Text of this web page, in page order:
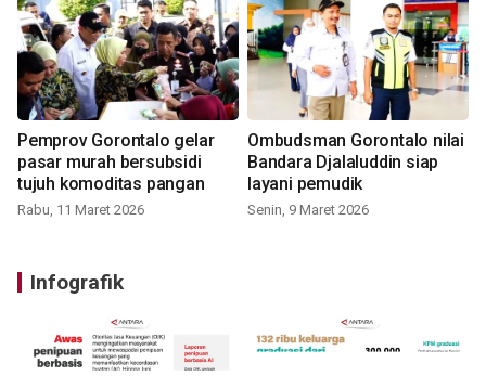
Pemprov Gorontalo gelar
pasar murah bersubsidi
tujuh komoditas pangan
Rabu, 11 Maret 2026
Ombudsman Gorontalo nilai
Bandara Djalaluddin siap
layani pemudik
Senin, 9 Maret 2026
Infografik